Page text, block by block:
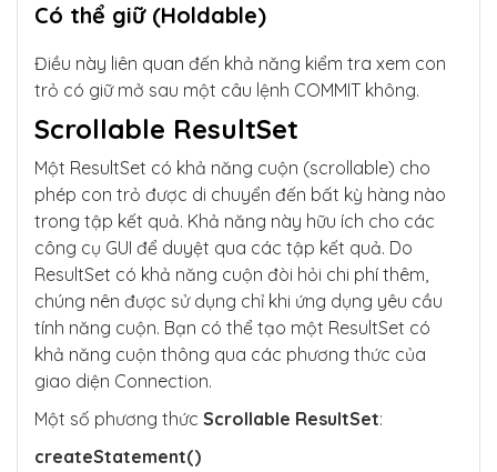
Có thể giữ (Holdable)
Điều này liên quan đến khả năng kiểm tra xem con
trỏ có giữ mở sau một câu lệnh COMMIT không.
Scrollable ResultSet
Một ResultSet có khả năng cuộn (scrollable) cho
phép con trỏ được di chuyển đến bất kỳ hàng nào
trong tập kết quả. Khả năng này hữu ích cho các
công cụ GUI để duyệt qua các tập kết quả. Do
ResultSet có khả năng cuộn đòi hỏi chi phí thêm,
chúng nên được sử dụng chỉ khi ứng dụng yêu cầu
tính năng cuộn. Bạn có thể tạo một ResultSet có
khả năng cuộn thông qua các phương thức của
giao diện Connection.
Một số phương thức Scrollable ResultSet:
createStatement()